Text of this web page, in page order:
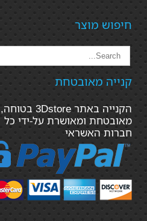
חיפוש מוצר
קנייה מאובטחת
הקנייה באתר 3Dstore בטוחה,
מאובטחת ומאושרת על-ידי כל
חברות האשראי